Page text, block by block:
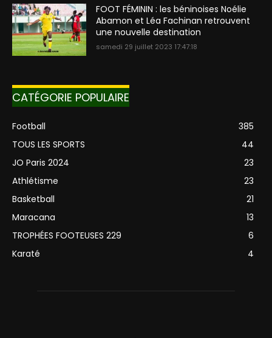
FOOT FÉMININ : les béninoises Noélie
Abamon et Léa Fachinan retrouvent
une nouvelle destination
samedi 29 juillet 2023 17:47:18
CATÉGORIE POPULAIRE
Football
385
TOUS LES SPORTS
44
JO Paris 2024
23
Athlétisme
23
Basketball
21
Maracana
13
TROPHÉES FOOTEUSES 229
6
Karaté
4